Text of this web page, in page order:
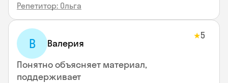
Репетитор: Ольга
В Валерия
★5
Понятно объясняет материал,
поддерживает